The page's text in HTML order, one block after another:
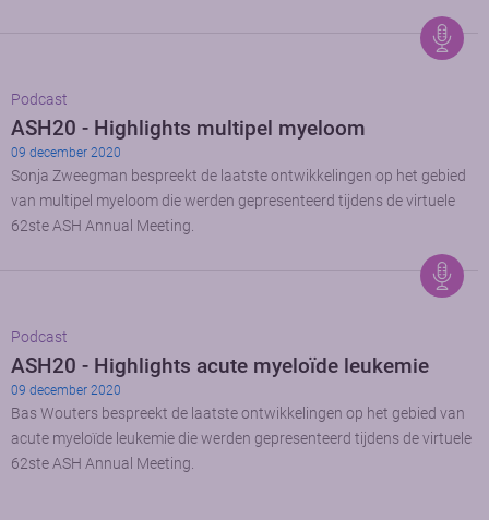
Podcast
ASH20 - Highlights multipel myeloom
09 december 2020
Sonja Zweegman bespreekt de laatste ontwikkelingen op het gebied
van multipel myeloom die werden gepresenteerd tijdens de virtuele
62ste ASH Annual Meeting.
Podcast
ASH20 - Highlights acute myeloïde leukemie
09 december 2020
Bas Wouters bespreekt de laatste ontwikkelingen op het gebied van
acute myeloïde leukemie die werden gepresenteerd tijdens de virtuele
62ste ASH Annual Meeting.